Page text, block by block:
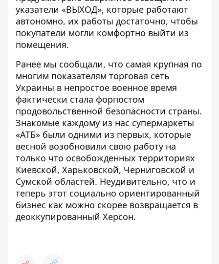
указатели «ВЫХОД», которые работают
автономно, их работы достаточно, чтобы
покупатели могли комфортно выйти из
помещения.
Ранее мы сообщали, что самая крупная по
многим показателям торговая сеть
Украины в непростое военное время
фактически стала форпостом
продовольственной безопасности страны.
Знакомые каждому из нас супермаркеты
«АТБ» были одними из первых, которые
весной возобновили свою работу на
только что освобожденных территориях
Киевской, Харьковской, Черниговской и
Сумской областей. Неудивительно, что и
теперь этот социально ориентированный
бизнес как можно скорее возвращается в
деоккупированный Херсон.